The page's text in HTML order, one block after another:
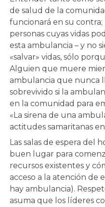
de salud de la
funcionará en su contra;
personas cuyas vidas
esta ambulancia – y no
«salvar» vidas, sólo
Alguien que muere
ambulancia que nunca
sobrevivido si la
en la comunidad para
«La sirena de una
actitudes samaritanas
Las salas de espera del
buen lugar para
recursos existentes y
acceso a la atención de
hay ambulancia).
asuma que los líderes